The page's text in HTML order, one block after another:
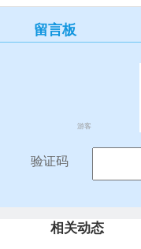
留言板
游客
验证码
相关动态